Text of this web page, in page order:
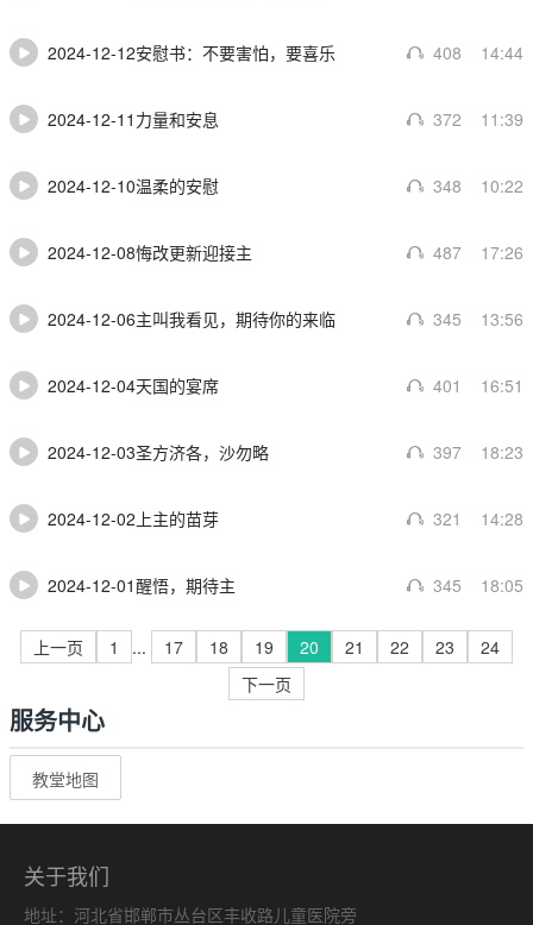
2024-12-12安慰书：不要害怕，要喜乐 408 14:44
2024-12-11力量和安息 372 11:39
2024-12-10温柔的安慰 348 10:22
2024-12-08悔改更新迎接主 487 17:26
2024-12-06主叫我看见，期待你的来临 345 13:56
2024-12-04天国的宴席 401 16:51
2024-12-03圣方济各，沙勿略 397 18:23
2024-12-02上主的苗芽 321 14:28
2024-12-01醒悟，期待主 345 18:05
上一页 1 ... 17 18 19 20 21 22 23
24
下一页
服务中心
教堂地图
关于我们
地址：河北省邯郸市丛台区丰收路儿童医院旁